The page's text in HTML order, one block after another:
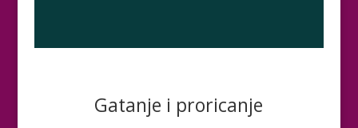
Gatanje i proricanje
iscjeljivanje anđeoskim energijama